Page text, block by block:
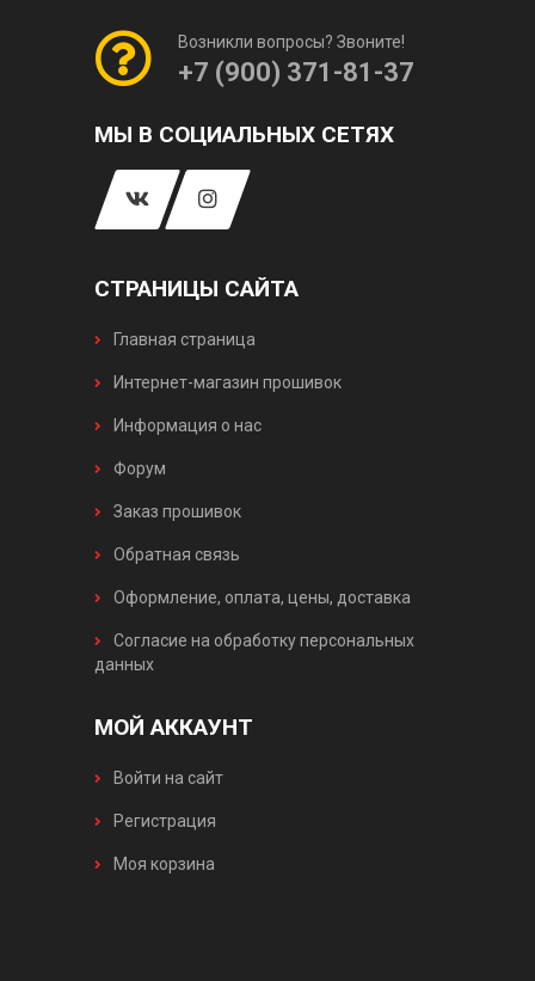
Возникли вопросы? Звоните!
+7 (900) 371-81-37
МЫ В СОЦИАЛЬНЫХ СЕТЯХ
СТРАНИЦЫ САЙТА
Главная страница
Интернет-магазин прошивок
Информация о нас
Форум
Заказ прошивок
Обратная связь
Оформление, оплата, цены, доставка
Согласие на обработку персональных
данных
МОЙ АККАУНТ
Войти на сайт
Регистрация
Моя корзина